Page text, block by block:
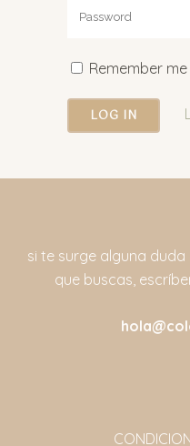
Remember me
si te surge alguna
que buscas,